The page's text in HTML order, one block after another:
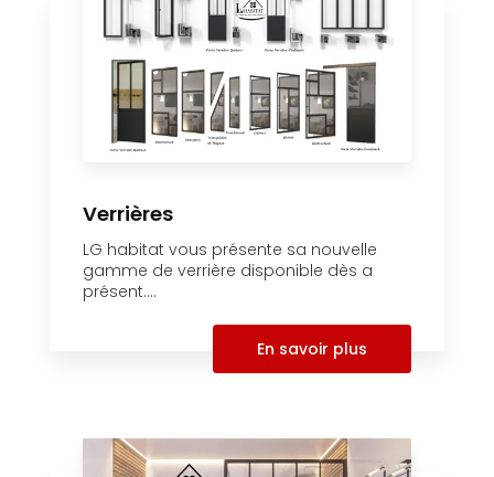
Verrières
LG habitat vous présente sa nouvelle
gamme de verrière disponible dès a
présent....
En savoir plus